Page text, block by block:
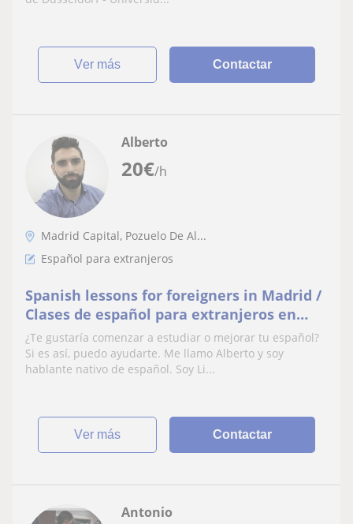
ver más Contactar
20€/h
Alberto
Madrid Capital, Pozuelo De Al...
Español para extranjeros
Spanish lessons for foreigners in Madrid /
Clases de español para extranjeros en
Madrid
¿Te gustaría comenzar a estudiar o mejorar tu español?
Si es así, puedo ayudarte. Me llamo Alberto y soy
hablante nativo de español. Soy Li...
ver más Contactar
Antonio